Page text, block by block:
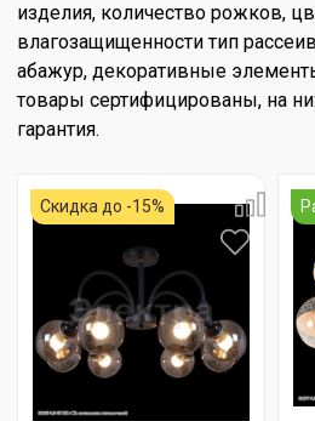
изделия, количество рожков,
влагозащищенности тип
абажур, декоративные
товары сертифицированы, на
гарантия.
Скидка до -15%